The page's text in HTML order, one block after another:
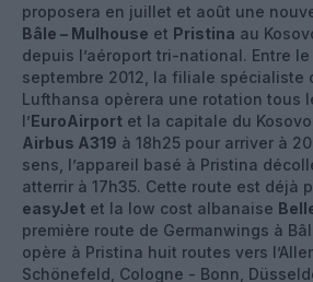
proposera en juillet et août une
Bâle – Mulhouse et Pristina au
depuis l’aéroport tri-national. Entre
septembre 2012, la filiale spécialiste
Lufthansa opèrera une rotation tous
l’EuroAirport et la capitale du
Airbus A319 à 18h25 pour arriver à
sens, l’appareil basé à Pristina
atterrir à 17h35. Cette route est déjà
easyJet et la low cost albanaise
première route de Germanwings à
opère à Pristina huit routes vers
Schönefeld, Cologne - Bonn,